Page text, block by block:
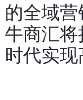
的全域
牛商汇
时代实